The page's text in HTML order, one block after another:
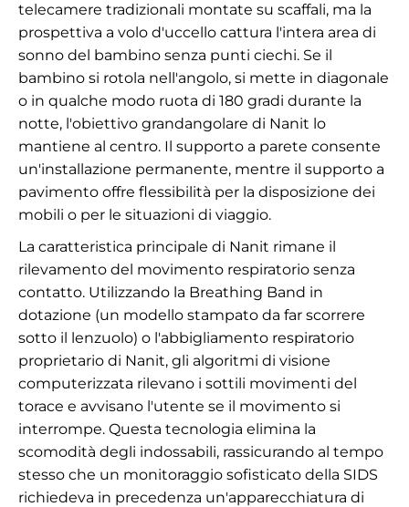
telecamere tradizionali montate su scaffali, ma la
prospettiva a volo d'uccello cattura l'intera area di
sonno del bambino senza punti ciechi. Se il
bambino si rotola nell'angolo, si mette in diagonale
o in qualche modo ruota di 180 gradi durante la
notte, l'obiettivo grandangolare di Nanit lo
mantiene al centro. Il supporto a parete consente
un'installazione permanente, mentre il supporto a
pavimento offre flessibilità per la disposizione dei
mobili o per le situazioni di viaggio.
La caratteristica principale di Nanit rimane il
rilevamento del movimento respiratorio senza
contatto. Utilizzando la Breathing Band in
dotazione (un modello stampato da far scorrere
sotto il lenzuolo) o l'abbigliamento respiratorio
proprietario di Nanit, gli algoritmi di visione
computerizzata rilevano i sottili movimenti del
torace e avvisano l'utente se il movimento si
interrompe. Questa tecnologia elimina la
scomodità degli indossabili, rassicurando al tempo
stesso che un monitoraggio sofisticato della SIDS
richiedeva in precedenza un'apparecchiatura di